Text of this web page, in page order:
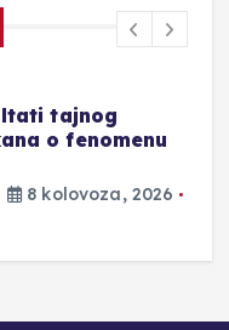
fenomenu
2026